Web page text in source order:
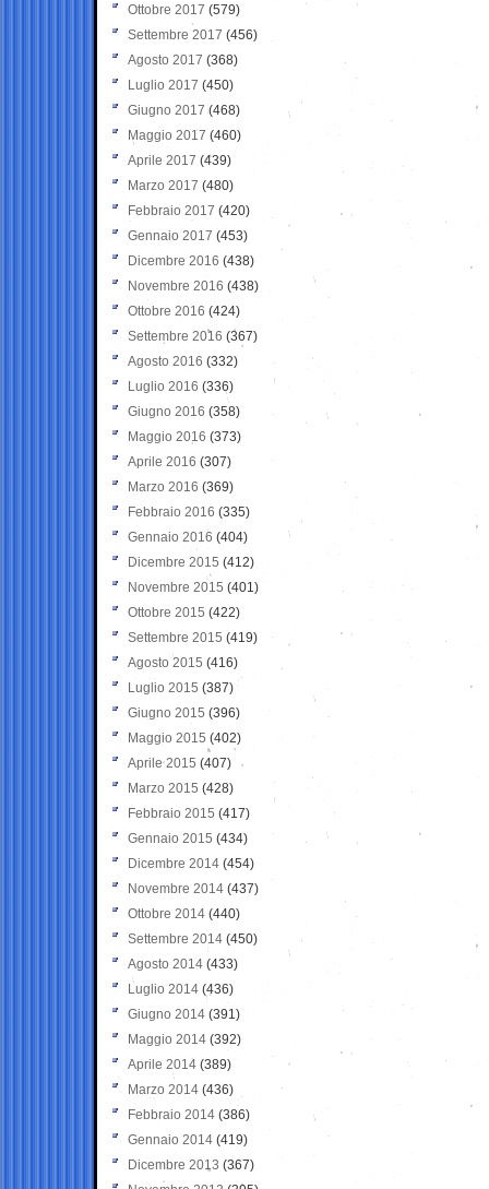
Ottobre 2017 (579)
Settembre 2017 (456)
Agosto 2017 (368)
Luglio 2017 (450)
Giugno 2017 (468)
Maggio 2017 (460)
Aprile 2017 (439)
Marzo 2017 (480)
Febbraio 2017 (420)
Gennaio 2017 (453)
Dicembre 2016 (438)
Novembre 2016 (438)
Ottobre 2016 (424)
Settembre 2016 (367)
Agosto 2016 (332)
Luglio 2016 (336)
Giugno 2016 (358)
Maggio 2016 (373)
Aprile 2016 (307)
Marzo 2016 (369)
Febbraio 2016 (335)
Gennaio 2016 (404)
Dicembre 2015 (412)
Novembre 2015 (401)
Ottobre 2015 (422)
Settembre 2015 (419)
Agosto 2015 (416)
Luglio 2015 (387)
Giugno 2015 (396)
Maggio 2015 (402)
Aprile 2015 (407)
Marzo 2015 (428)
Febbraio 2015 (417)
Gennaio 2015 (434)
Dicembre 2014 (454)
Novembre 2014 (437)
Ottobre 2014 (440)
Settembre 2014 (450)
Agosto 2014 (433)
Luglio 2014 (436)
Giugno 2014 (391)
Maggio 2014 (392)
Aprile 2014 (389)
Marzo 2014 (436)
Febbraio 2014 (386)
Gennaio 2014 (419)
Dicembre 2013 (367)